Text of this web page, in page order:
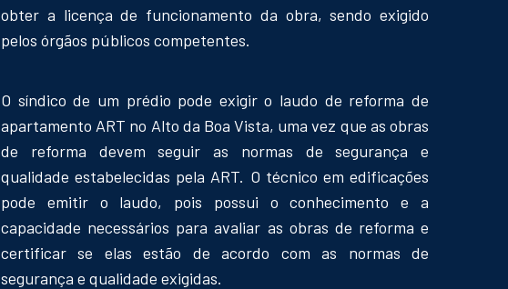
obter a licença de funcionamento da obra, sendo exigido
pelos órgãos públicos competentes.
O síndico de um prédio pode exigir o laudo de reforma de
apartamento ART no Alto da Boa Vista, uma vez que as obras
de reforma devem seguir as normas de segurança e
qualidade estabelecidas pela ART. O técnico em edificações
pode emitir o laudo, pois possui o conhecimento e a
capacidade necessários para avaliar as obras de reforma e
certificar se elas estão de acordo com as normas de
segurança e qualidade exigidas.